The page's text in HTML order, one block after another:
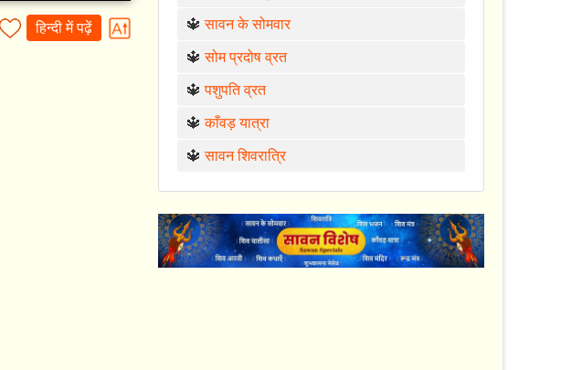
हिन्दी में पढ़ें 🔱सावन के सोमवार
🔱सोम प्रदोष व्रत
🔱पशुपति व्रत
🔱काँवड़ यात्रा
🔱सावन शिवरात्रि